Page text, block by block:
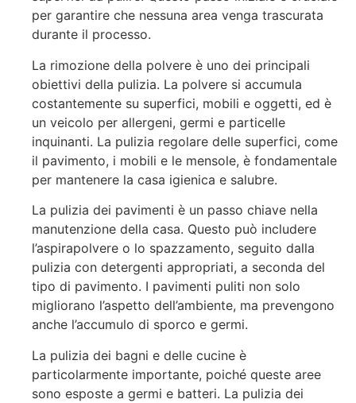
per garantire che nessuna area venga trascurata
durante il processo.
La rimozione della polvere è uno dei principali
obiettivi della pulizia. La polvere si accumula
costantemente su superfici, mobili e oggetti, ed è
un veicolo per allergeni, germi e particelle
inquinanti. La pulizia regolare delle superfici, come
il pavimento, i mobili e le mensole, è fondamentale
per mantenere la casa igienica e salubre.
La pulizia dei pavimenti è un passo chiave nella
manutenzione della casa. Questo può includere
l’aspirapolvere o lo spazzamento, seguito dalla
pulizia con detergenti appropriati, a seconda del
tipo di pavimento. I pavimenti puliti non solo
migliorano l’aspetto dell’ambiente, ma prevengono
anche l’accumulo di sporco e germi.
La pulizia dei bagni e delle cucine è
particolarmente importante, poiché queste aree
sono esposte a germi e batteri. La pulizia dei